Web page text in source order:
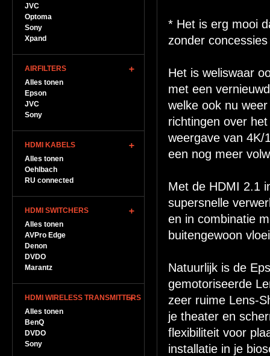
JVC
Optoma
Sony
Xpand
AIRFILTERS
Alles tonen
Epson
JVC
Sony
HDMI KABELS
Alles tonen
Oehlbach
RU connected
HDMI SWITCHERS
Alles tonen
AVPro Edge
Denon
DVDO
Marantz
HDMI WIRELESS TRANSMITTERS
Alles tonen
BenQ
DVDO
Sony
* Het is erg mooi
zonder
Het is weliswaar
met een
welke ook nu
richtingen over
weergave van 4K/
een nog meer
Met de HDMI 2.1
supersnelle
en in combinatie
buitengewoon
Natuurlijk is de
gemotoriseerde
zeer ruime Lens-
je theater en
flexibiliteit voor
installatie in je